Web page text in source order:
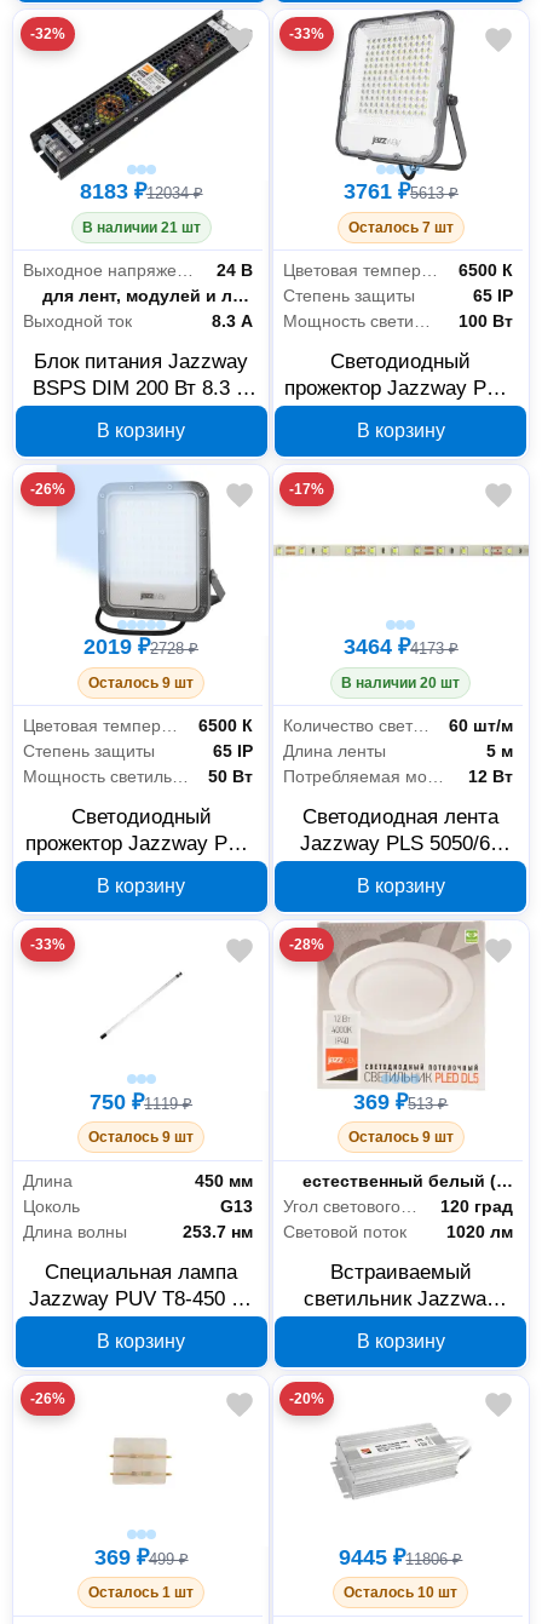
-32%
8183 ₽12034 ₽
В наличии 21 шт
Выходное напряжение
24 В
Назначение
для лент, модулей и линеек
Выходной ток
8.3 А
Блок питания Jazzway
BSPS DIM 200 Вт 8.3 А
В корзину
-33%
3761 ₽5613 ₽
Осталось 7 шт
Цветовая температура
6500 К
Степень защиты
65 IP
100 Вт
Светодиодный
прожектор Jazzway PFL-
В корзину
-26%
2019 ₽2728 ₽
Осталось 9 шт
Цветовая температура
6500 К
Степень защиты
65 IP
50 Вт
Светодиодный
прожектор Jazzway PFL-
В корзину
-17%
3464 ₽4173 ₽
В наличии 20 шт
Количество светодиодов
60 шт/м
Длина ленты
5 м
Потребляемая мощность на 1 метр
12 Вт
Светодиодная лента
Jazzway PLS 5050/60
5033979
В корзину
-33%
750 ₽1119 ₽
Осталось 9 шт
Длина
450 мм
Цоколь
G13
Длина волны
253.7 нм
Специальная лампа
Jazzway PUV T8-450 15
В корзину
-28%
369 ₽513 ₽
Осталось 9 шт
Цветность
естественный белый (3300-5000 К)
Угол светового пучка
120 град
Световой поток
1020 лм
Встраиваемый
светильник Jazzway
Вт
В корзину
-26%
369 ₽499 ₽
Осталось 1 шт
-20%
9445 ₽11806 ₽
Осталось 10 шт